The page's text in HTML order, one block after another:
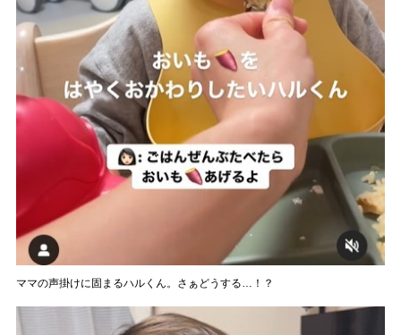
ママの声掛けに固まるハルくん。さぁどうする…！？